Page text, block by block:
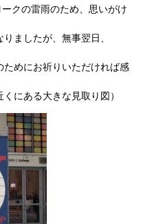
クの雷雨のため、思いがけ
ましたが、無事翌日、
めにお祈りいただければ感
にある大きな見取り図）